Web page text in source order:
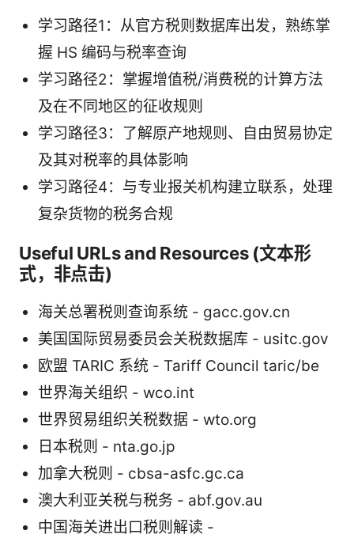
学习路径1：从官方税则数据库出发，熟练掌
握 HS 编码与税率查询
学习路径2：掌握增值税/消费税的计算方法
及在不同地区的征收规则
学习路径3：了解原产地规则、自由贸易协定
及其对税率的具体影响
学习路径4：与专业报关机构建立联系，处理
复杂货物的税务合规
Useful URLs and Resources (文本形
式，非点击)
海关总署税则查询系统 - gacc.gov.cn
美国国际贸易委员会关税数据库 - usitc.gov
欧盟 TARIC 系统 - Tariff Council taric/be
世界海关组织 - wco.int
世界贸易组织关税数据 - wto.org
日本税则 - nta.go.jp
加拿大税则 - cbsa-asfc.gc.ca
澳大利亚关税与税务 - abf.gov.au
中国海关进出口税则解读 -